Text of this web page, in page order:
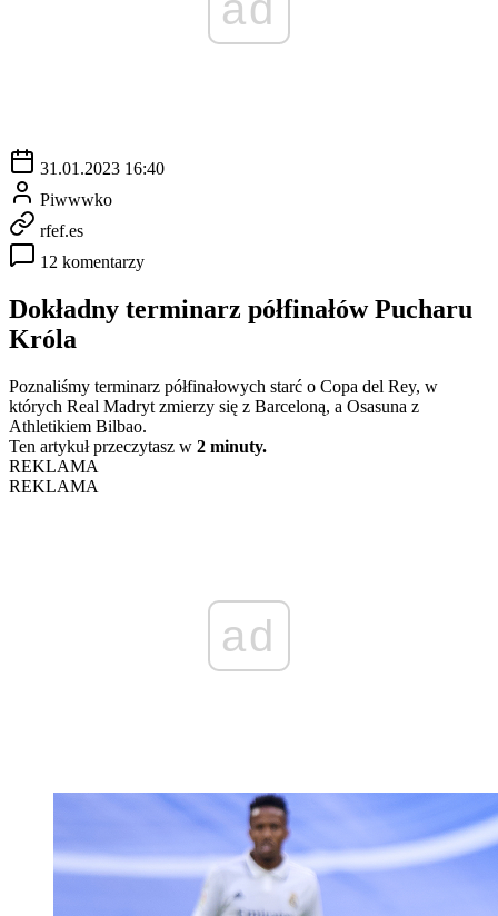
31.01.2023 16:40
Piwwwko
rfef.es
12 komentarzy
Dokładny terminarz półfinałów Pucharu
Króla
Poznaliśmy terminarz półfinałowych starć o Copa del Rey, w
których Real Madryt zmierzy się z Barceloną, a Osasuna z
Athletikiem Bilbao.
Ten artykuł przeczytasz w 2 minuty.
REKLAMA
REKLAMA
ad